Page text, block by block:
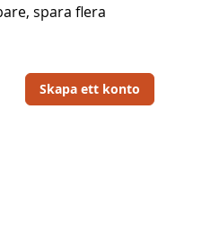
spara flera
Skapa ett konto